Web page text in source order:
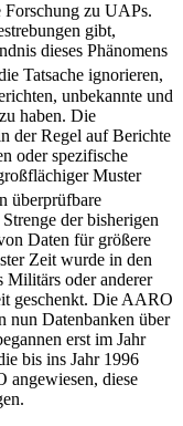
zu UAPs.
gibt,
dieses Phänomens
Tatsache ignorieren,
unbekannte und
haben. Die
der Regel auf Berichte
oder spezifische
Muster
überprüfbare
der bisherigen
Daten für größere
Zeit wurde in den
Militärs oder anderer
geschenkt. Die AARO
nun Datenbanken über
erst im Jahr
bis ins Jahr 1996
angewiesen, diese